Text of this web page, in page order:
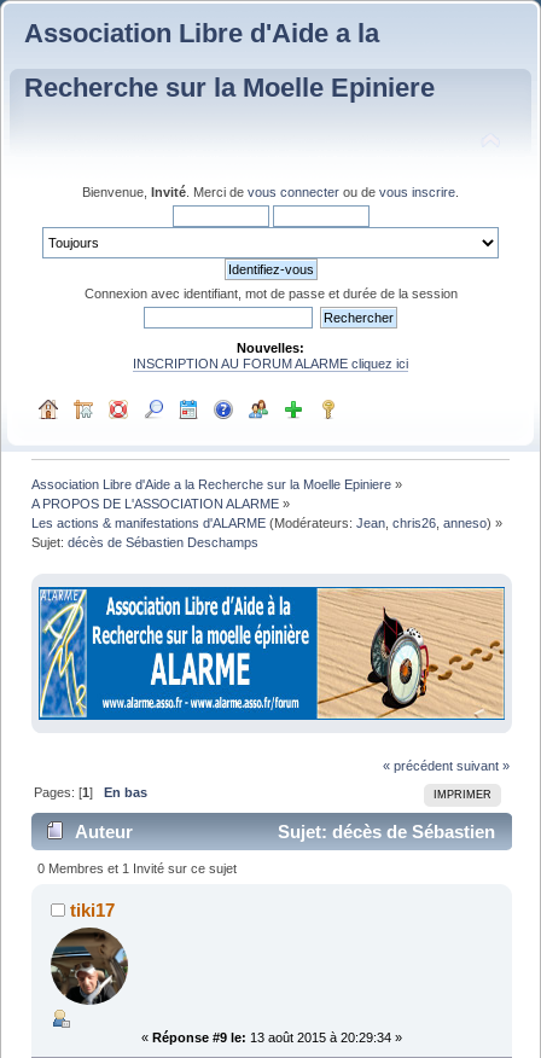
Association Libre d'Aide a la
Recherche sur la Moelle Epiniere
Bienvenue, Invité . Merci de vous connecter ou de vous inscrire
Connexion avec identifiant, mot de passe et durée de la session
Nouvelles:
INSCRIPTION AU FORUM ALARME cliquez ici
Association Libre d'Aide a la Recherche sur la Moelle Epiniere »
A PROPOS DE L'ASSOCIATION ALARME »
Les actions & manifestations d'ALARME (Modérateurs:Jean ,chris26 ,anneso) »
Sujet:décès de Sébastien Deschamps
« précédent suivant »
IMPRIMER
Pages: [1] En bas
Auteur
Sujet: décès de Sébastien
Deschamps (Lu 19031 fois)
0 Membres et 1 Invité sur ce sujet
tiki17
« Réponse #9 le: 13 août 2015 à 20:29:34 »